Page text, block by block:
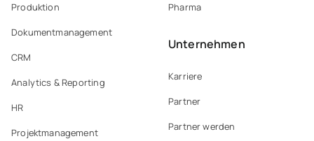
Produktion
Dokumentmanagement
CRM
Analytics & Reporting
HR
Projektmanagement
Pharma
Unternehmen
Karriere
Partner
Partner werden